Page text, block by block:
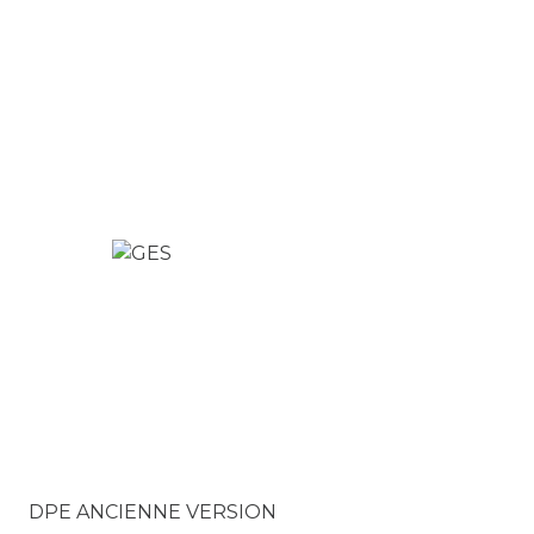
DPE ANCIENNE VERSION